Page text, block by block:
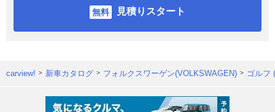
見積りスタート
carview! 新車カタログ フォルクスワーゲン(VOLKSWAGEN) ゴルフ